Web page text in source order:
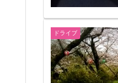
ドライブ